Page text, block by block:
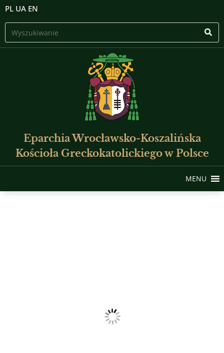
PL UA EN
Eparchia Wrocławsko-Koszalińska
Kościoła Greckokatolickiego w Polsce
MENU